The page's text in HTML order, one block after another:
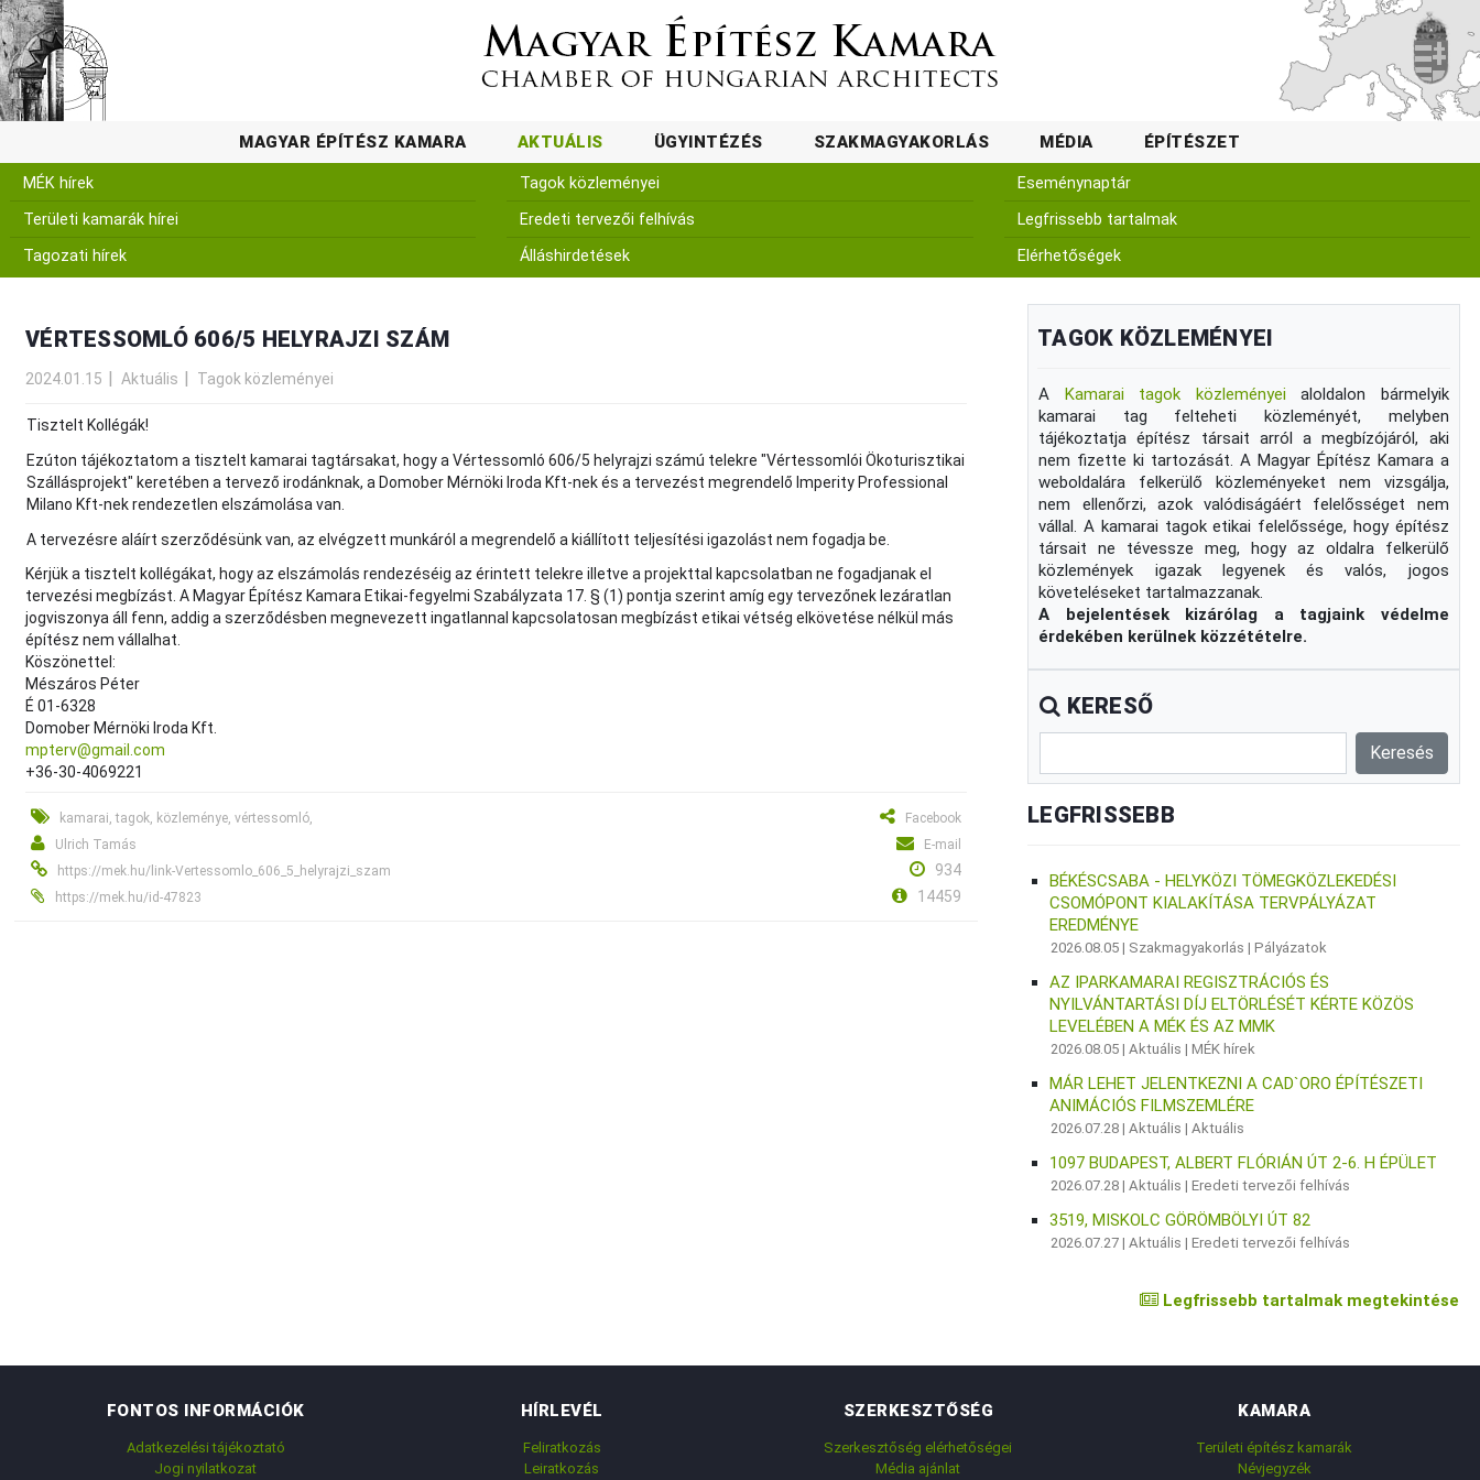
MAGYAR ÉPÍTÉSZ KAMARA AKTUÁLIS ÜGYINTÉZÉS SZAKMAGYAKORLÁS MÉDIA ÉPÍTÉSZET
MÉK hírek
Területi kamarák hírei
Tagozati hírek
Tagok közleményei
Eredeti tervezői felhívás
Álláshirdetések
Eseménynaptár
Legfrissebb tartalmak
Elérhetőségek
VÉRTESSOMLÓ 606/5 HELYRAJZI SZÁM
2024.01.15 Aktuális Tagok közleményei
Tisztelt Kollégák!
Ezúton tájékoztatom a tisztelt kamarai tagtársakat, hogy a Vértessomló 606/5 helyrajzi számú telekre "Vértessomlói Ökoturisztikai
Szállásprojekt" keretében a tervező irodánknak, a Domober Mérnöki Iroda Kft-nek és a tervezést megrendelő Imperity Professional
Milano Kft-nek rendezetlen elszámolása van.
A tervezésre aláírt szerződésünk van, az elvégzett munkáról a megrendelő a kiállított teljesítési igazolást nem fogadja be.
Kérjük a tisztelt kollégákat, hogy az elszámolás rendezéséig az érintett telekre illetve a projekttal kapcsolatban ne fogadjanak el
tervezési megbízást. A Magyar Építész Kamara Etikai-fegyelmi Szabályzata 17. § (1) pontja szerint amíg egy tervezőnek lezáratlan
jogviszonya áll fenn, addig a szerződésben megnevezett ingatlannal kapcsolatosan megbízást etikai vétség elkövetése nélkül más
építész nem vállalhat.
Köszönettel:
Mészáros Péter
É 01-6328
Domober Mérnöki Iroda Kft.
mpterv@gmail.com
+36-30-4069221
kamarai, tagok, közleménye, vértessomló,
Facebook
Ulrich Tamás
E-mail
https://mek.hu/link-Vertessomlo_606_5_helyrajzi_szam
934
https://mek.hu/id-47823 14459
TAGOK KÖZLEMÉNYEI
A Kamarai tagok közleményeialoldalon bármelyik
kamarai tag felteheti közleményét, melyben
tájékoztatja építész társait arról a megbízójáról, aki
nem fizette ki tartozását. A Magyar Építész Kamara a
weboldalára felkerülő közleményeket nem vizsgálja,
nem ellenőrzi, azok valódiságáért felelősséget nem
vállal. A kamarai tagok etikai felelőssége, hogy építész
társait ne tévessze meg, hogy az oldalra felkerülő
közlemények igazak legyenek és valós, jogos
követeléseket tartalmazzanak.
A bejelentések kizárólag a tagjaink védelme
érdekében kerülnek közzétételre.
KERESŐ
LEGFRISSEBB
BÉKÉSCSABA - HELYKÖZI TÖMEGKÖZLEKEDÉSI
CSOMÓPONT KIALAKÍTÁSA TERVPÁLYÁZAT
EREDMÉNYE
2026.08.05 | Szakmagyakorlás |Pályázatok
AZ IPARKAMARAI REGISZTRÁCIÓS ÉS
NYILVÁNTARTÁSI DÍJ ELTÖRLÉSÉT KÉRTE KÖZÖS
LEVELÉBEN A MÉK ÉS AZ MMK
2026.08.05 |Aktuális |MÉK hírek
MÁR LEHET JELENTKEZNI A CAD`ORO ÉPÍTÉSZETI
ANIMÁCIÓS FILMSZEMLÉRE
2026.07.28 |Aktuális |Aktuális
1097 BUDAPEST, ALBERT FLÓRIÁN ÚT 2-6. H ÉPÜLET
2026.07.28 |Aktuális |Eredeti tervezői felhívás
3519, MISKOLC GÖRÖMBÖLYI ÚT 82
2026.07.27 |Aktuális |Eredeti tervezői felhívás
Legfrissebb tartalmak megtekintése
FONTOS INFORMÁCIÓK
Adatkezelési tájékoztató
Jogi nyilatkozat
HÍRLEVÉL
Feliratkozás
Leiratkozás
SZERKESZTŐSÉG
Szerkesztőség elérhetőségei
Média ajánlat
KAMARA
Területi építész kamarák
Névjegyzék